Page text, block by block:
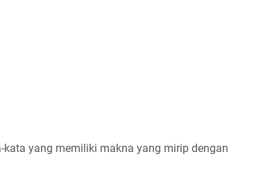
yang memiliki makna yang mirip dengan